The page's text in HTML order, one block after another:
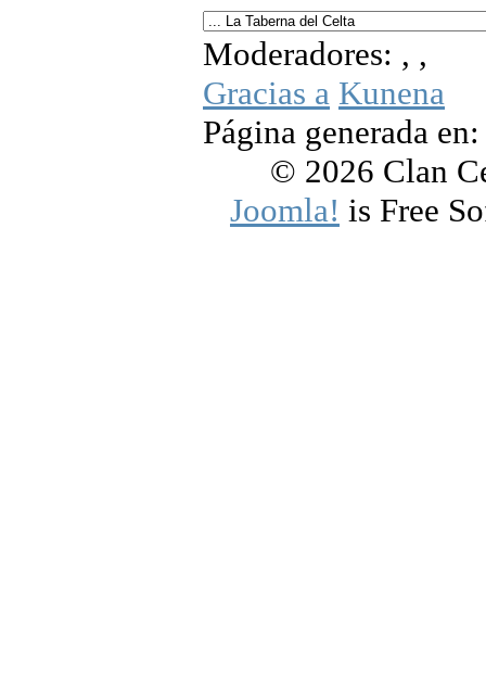
Moderadores: , ,
Gracias a Kunena
Página generada
© 2026 Clan
Joomla! is Free